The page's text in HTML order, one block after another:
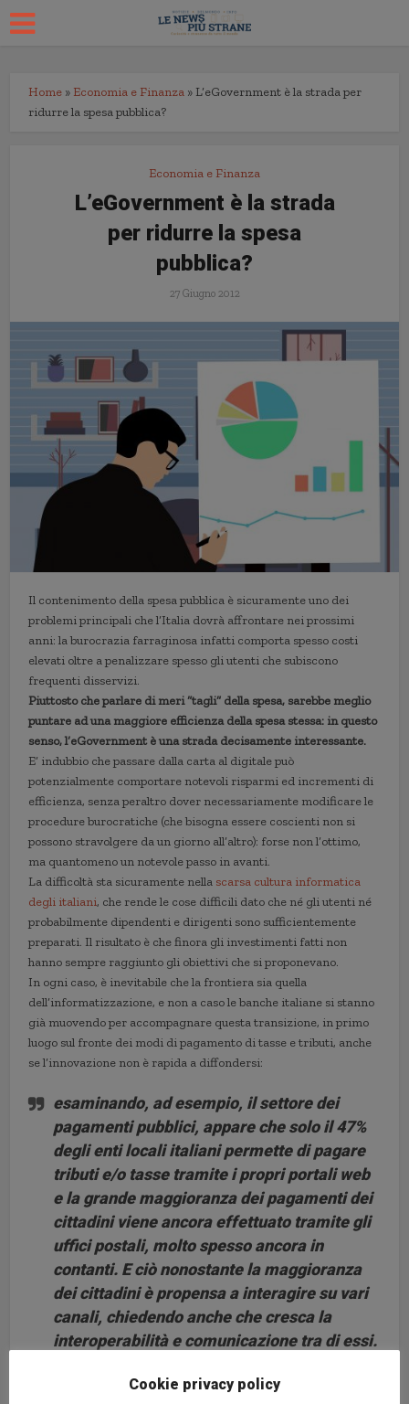
Home » Economia e Finanza » L’eGovernment è la strada per
ridurre la spesa pubblica?
Economia e Finanza
L’eGovernment è la strada
per ridurre la spesa
pubblica?
27 Giugno 2012
Il contenimento della spesa pubblica è sicuramente uno dei
problemi principali che l’Italia dovrà affrontare nei prossimi
anni: la burocrazia farraginosa infatti comporta spesso costi
elevati oltre a penalizzare spesso gli utenti che subiscono
frequenti disservizi.
Piuttosto che parlare di meri “tagli” della spesa, sarebbe meglio
puntare ad una maggiore efficienza della spesa stessa: in questo
senso, l’eGovernment è una strada decisamente interessante.
E’ indubbio che passare dalla carta al digitale può
potenzialmente comportare notevoli risparmi ed incrementi di
efficienza, senza peraltro dover necessariamente modificare le
procedure burocratiche (che bisogna essere coscienti non si
possono stravolgere da un giorno all’altro): forse non l’ottimo,
ma quantomeno un notevole passo in avanti.
La difficoltà sta sicuramente nella scarsa cultura informatica
degli italiani, che rende le cose difficili dato che né gli utenti né
probabilmente dipendenti e dirigenti sono sufficientemente
preparati. Il risultato è che finora gli investimenti fatti non
hanno sempre raggiunto gli obiettivi che si proponevano.
In ogni caso, è inevitabile che la frontiera sia quella
dell’informatizzazione, e non a caso le banche italiane si stanno
già muovendo per accompagnare questa transizione, in primo
luogo sul fronte dei modi di pagamento di tasse e tributi, anche
se l’innovazione non è rapida a diffondersi:
esaminando, ad esempio, il settore dei
pagamenti pubblici, appare chesolo il 47%
degli enti locali italiani permette di pagare
tributi e/o tasse tramite i propri portali web
e la grande maggioranza dei pagamenti dei
cittadini viene ancora effettuato tramite gli
uffici postali, molto spesso ancora in
contanti. E ciò nonostante la maggioranza
dei cittadini è propensa a interagire su vari
canali, chiedendo anche che cresca la
interoperabilità e comunicazione tra di essi.
Banche e Risparmio[http://www.banknoise.com]
Cookie privacy policy